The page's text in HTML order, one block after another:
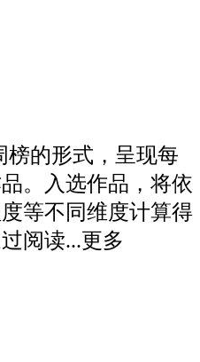
榜的形式，呈现每
。入选作品，将依
等不同维度计算得
阅读...更多